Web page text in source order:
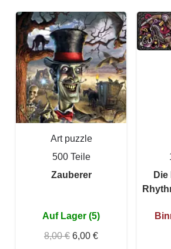
Art puzzle
500 Teile
Zauberer
Auf Lager (5)
8,00 € 6,00 €